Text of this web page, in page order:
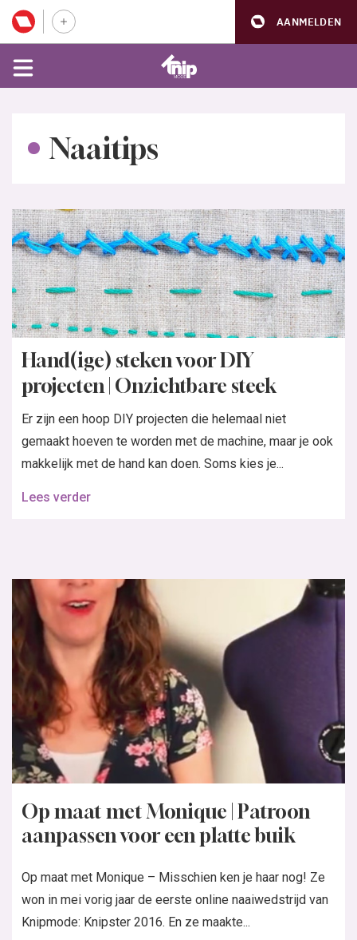
AANMELDEN
Naaitips
Hand(ige) steken voor DIY
projecten | Onzichtbare steek
Er zijn een hoop DIY projecten die helemaal niet
gemaakt hoeven te worden met de machine, maar je ook
makkelijk met de hand kan doen. Soms kies je...
Lees verder
Op maat met Monique | Patroon
aanpassen voor een platte buik
Op maat met Monique – Misschien ken je haar nog! Ze
won in mei vorig jaar de eerste online naaiwedstrijd van
Knipmode: Knipster 2016. En ze maakte...